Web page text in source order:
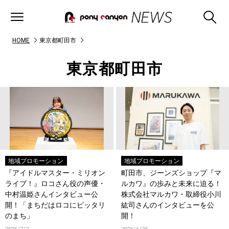
HOME 東京都町田市
東京都町田市
地域プロモーション
『アイドルマスター・ミリオン
ライブ！』ロコさん役の声優・
中村温姫さんインタビュー公
開！「まちだはロコにピッタリ
のまち」
地域プロモーション
町田市、ジーンズショップ『マ
ルカワ』の歩みと未来に迫る！
株式会社マルカワ・取締役小川
紘司さんのインタビューを公
開！